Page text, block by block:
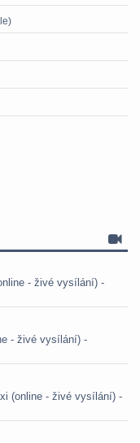
- živé vysílání) -
- živé vysílání) -
(online - živé vysílání) -